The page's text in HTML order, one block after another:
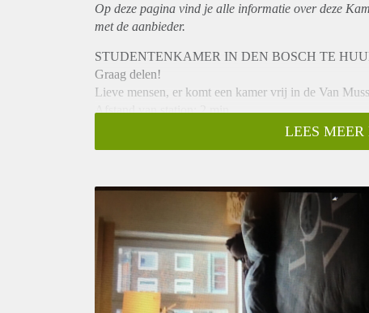
Op deze pagina vind je alle informatie over deze
met de aanbieder.
STUDENTENKAMER IN DEN BOSCH TE
Graag delen!
Lieve mensen, er komt een kamer vrij in de Van
Afstand van station: 2 min
Afstand van centrum: 5 min fietsen
- Zes waanzinnige huisgenoten
- Een gemeenschappelijke douche
- Een gemeenschappelijke keuken
- Een tuin
- Een keer schoonmaken per week
Stuur een Bericht voor meer informatie als je even
LEES